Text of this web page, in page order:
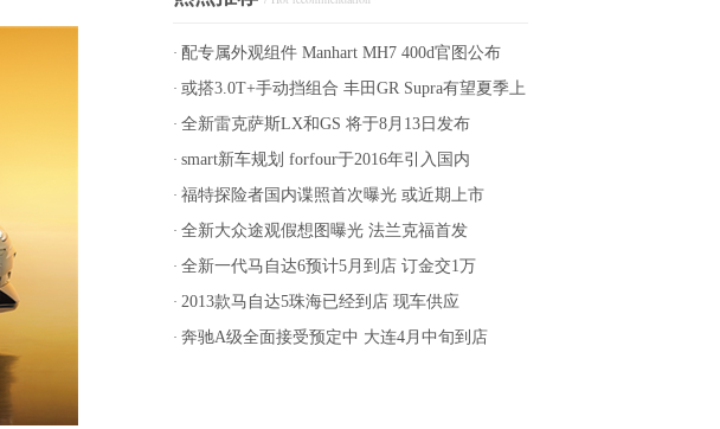
· 配专属外观组件 Manhart MH7 400d官图公布
· 或搭3.0T+手动挡组合 丰田GR Supra有望夏季上
市
· 全新雷克萨斯LX和GS 将于8月13日发布
· smart新车规划 forfour于2016年引入国内
· 福特探险者国内谍照首次曝光 或近期上市
· 全新大众途观假想图曝光 法兰克福首发
· 全新一代马自达6预计5月到店 订金交1万
· 2013款马自达5珠海已经到店 现车供应
· 奔驰A级全面接受预定中 大连4月中旬到店